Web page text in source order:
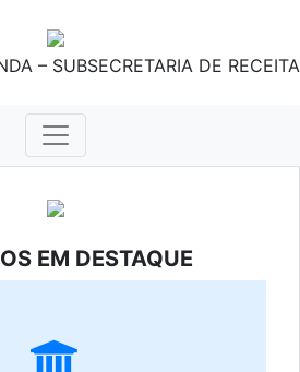
– SUBSECRETARIA DE RECEITA
EM DESTAQUE